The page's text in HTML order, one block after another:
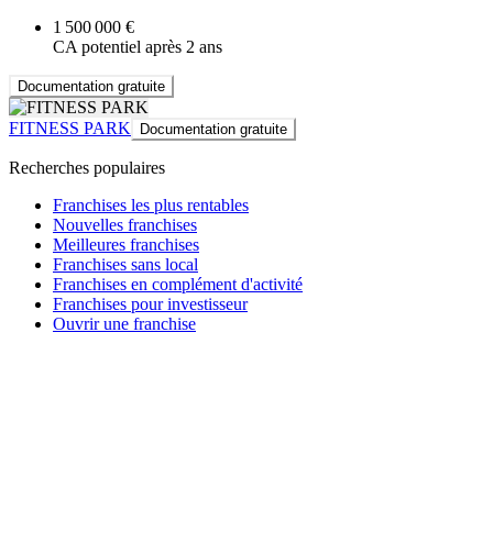
1 500 000 €
CA potentiel après 2 ans
Documentation gratuite
FITNESS PARK Documentation gratuite
Recherches populaires
Franchises les plus rentables
Nouvelles franchises
Meilleures franchises
Franchises sans local
Franchises en complément d'activité
Franchises pour investisseur
Ouvrir une franchise